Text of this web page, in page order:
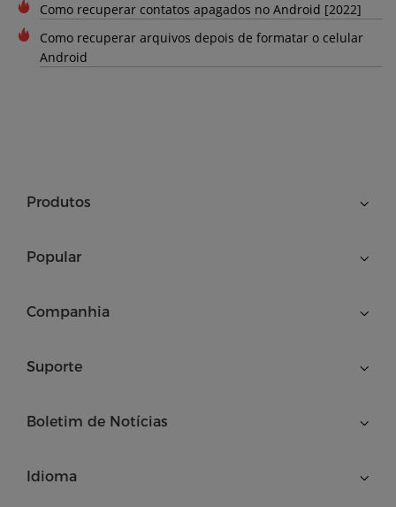
Como recuperar contatos apagados no Android [2022]
Como recuperar arquivos depois de formatar o celular
Android
Produtos
Popular
Companhia
Suporte
Boletim de Notícias
Idioma